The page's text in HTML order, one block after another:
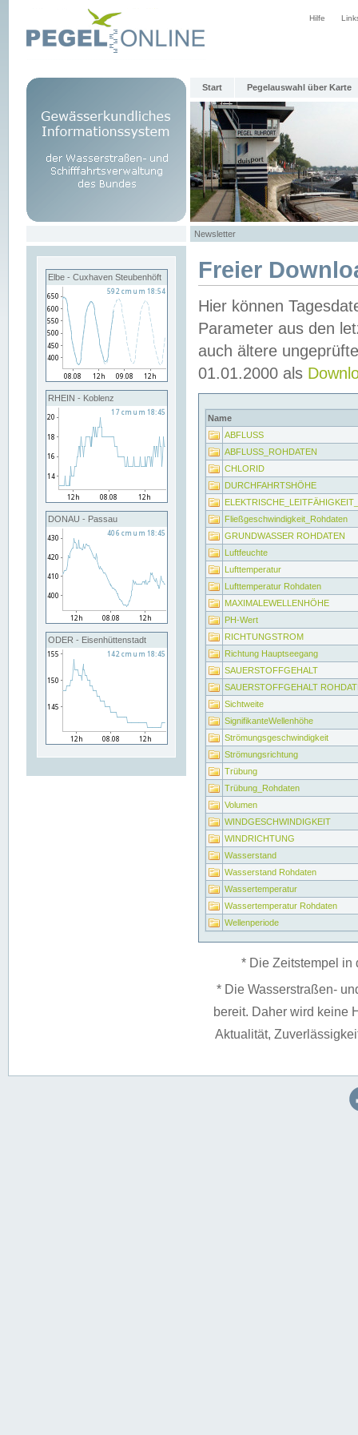
Hilfe
Start Pegelauswahl über Karte
Newsletter
Elbe - Cuxhaven Steubenhöft
RHEIN - Koblenz
DONAU - Passau
ODER - Eisenhüttenstadt
Freier
Hier können
Parameter aus den
auch ältere
01.01.2000 als
Name
ABFLUSS
ABFLUSS_ROHDATEN
CHLORID
DURCHFAHRTSHÖHE
Fließgeschwindigkeit_Rohdaten
GRUNDWASSER ROHDATEN
Luftfeuchte
Lufttemperatur
Lufttemperatur Rohdaten
MAXIMALEWELLENHÖHE
PH-Wert
RICHTUNGSTROM
Richtung Hauptseegang
SAUERSTOFFGEHALT
SAUERSTOFFGEHALT
Sichtweite
SignifikanteWellenhöhe
Strömungsgeschwindigkeit
Strömungsrichtung
Trübung
Trübung_Rohdaten
Volumen
WINDGESCHWINDIGKEIT
WINDRICHTUNG
Wasserstand
Wasserstand Rohdaten
Wassertemperatur
Wassertemperatur Rohdaten
Wellenperiode
* Die Zeitstempel in
* Die Wasserstraßen-
bereit. Daher wird keine
Aktualität,